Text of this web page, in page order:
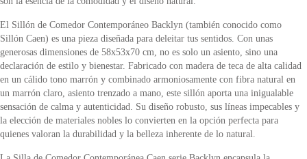
El Sillón de Comedor Contemporáneo Backlyn (también conocido como
Sillón Caen) es una pieza diseñada para deleitar tus sentidos. Con unas
generosas dimensiones de 58x53x70 cm, no es solo un asiento, sino una
declaración de estilo y bienestar. Fabricado con madera de teca de alta calidad
en un cálido tono marrón y combinado armoniosamente con fibra natural en
un marrón claro, asiento trenzado a mano, este sillón aporta una inigualable
sensación de calma y autenticidad. Su diseño robusto, sus líneas impecables y
la elección de materiales nobles lo convierten en la opción perfecta para
quienes valoran la durabilidad y la belleza inherente de lo natural.